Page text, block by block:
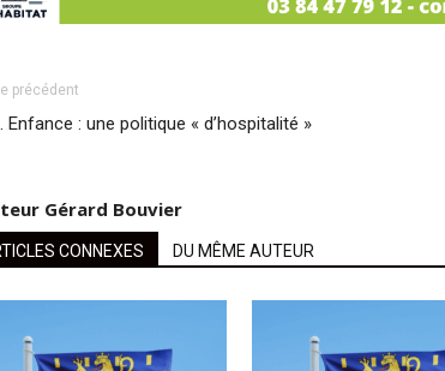
précédent
Enfance : une politique « d’hospitalité »
Gérard Bouvier
CONNEXES DU MÊME AUTEUR